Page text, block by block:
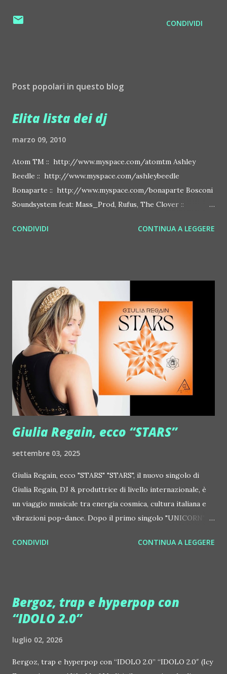
CONDIVIDI
Post popolari in questo blog
Elita lista dei dj
marzo 09, 2010
Atom TM :: http://www.myspace.com/atomtm Ashley
Beedle :: http://www.myspace.com/ashleybeedle
Bonaparte :: http://www.myspace.com/bonaparte Bosconi
Soundsystem feat: Mass_Prod, Rufus, The Clover ::
http://www.myspace.com/benderbyetone Chapelier Fou ::
Deian :: http://www.myspace.com/deiansong Dixon ::
http://www.myspace.com/justdixon Frivolous ::
http://www.myspace.com/frivolouslive Frost ::
http://www.myspace.com/frostnorway Gonzales ::
http://www.myspace.com/gonzpiration Italian Laptop
Orchestra feat. Alessio Bertallot Jimmy Edgar ::
http://www.myspace.com/colorstrip Jon Hopkins ::
http://www.myspace.com/jonhopkins Le Luci della
Centrale Elettrica Loco Dice ::
http://www.myspace.com/locod...
CONDIVIDI CONTINUA A LEGGERE
Giulia Regain, ecco “STARS”
settembre 03, 2025
Giulia Regain, ecco "STARS" "STARS", il nuovo singolo di
Giulia Regain, DJ & produttrice di livello internazionale, è
un viaggio musicale tra energia cosmica, cultura italiana e
vibrazioni pop-dance. Dopo il primo singolo "UNICORN",
seconda release intitolata "STARS", interpretata dalla voce
tra Giulia Regain e Dhany, già insieme in precedenti
produzioni come "My Memories" (Universal) e "We Are
connessione universale: un invito a riscoprire la nostra
natura di starseed, figli delle stelle, capaci di portare luce,
CONDIVIDI CONTINUA A LEGGERE
Bergoz, trap e hyperpop con
“IDOLO 2.0”
luglio 02, 2026
Bergoz, trap e hyperpop con “IDOLO 2.0” “IDOLO 2.0″ (Icy